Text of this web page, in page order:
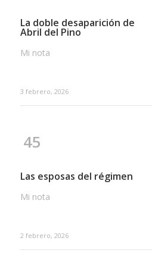
La doble desaparición de
Abril del Pino
Mi nota
3 febrero, 2026
45
Las esposas del régimen
Mi nota
2 febrero, 2026